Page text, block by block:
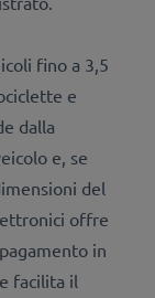
fino a 3,5
e
dalla
e, se
del
offre
in
facilita il